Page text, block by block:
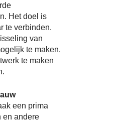
Het doel is
te verbinden.
van
te maken.
te maken
een prima
en andere